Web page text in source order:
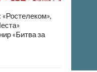
«Ростелеком»,
«Битва за